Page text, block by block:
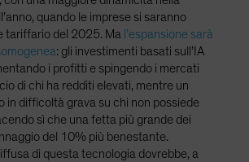
quando le imprese si saranno
tariffario del 2025. Ma l’espansione sarà
: gli investimenti basati sull’IA
i profitti e spingendo i mercati
di chi ha redditi elevati, mentre un
in difficoltà grava su chi non possiede
sì che una fetta più grande dei
del 10% più benestante.
di questa tecnologia dovrebbe, a